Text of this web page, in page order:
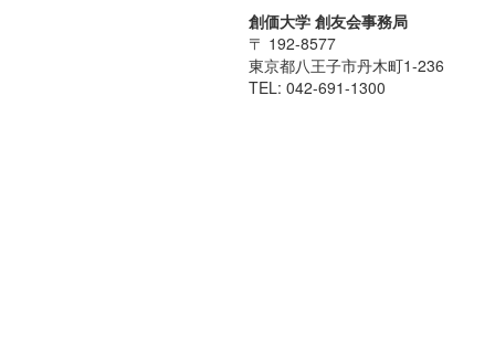
創価大学 創友会事務局
〒 192-8577
東京都八王子市丹木町1-236
TEL: 042-691-1300